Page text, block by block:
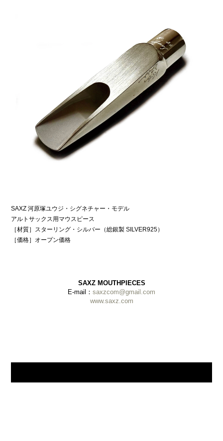
SAXZ 河原塚ユウジ・シグネチャー・モデル
アルトサックス用マウスピース
［材質］スターリング・シルバー（総銀製 SILVER925）
［価格］オープン価格
SAXZ MOUTHPIECES
E-mail： saxzcom@gmail.com
www.saxz.com